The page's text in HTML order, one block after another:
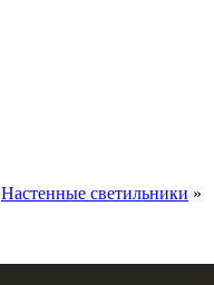
Настенные светильники »